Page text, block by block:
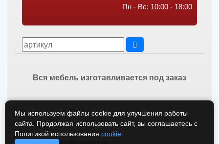
Пн - Вс: 10:00 - 18:00
Вся мебель изготавливается под заказ
Викос Мебель © 2026
Мы используем файлы cookie для улучшения работы
сайта. Продолжая использовать сайт, вы соглашаетесь с
Политикой использования cookie